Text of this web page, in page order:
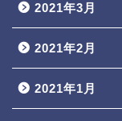
2021年3月
2021年2月
2021年1月